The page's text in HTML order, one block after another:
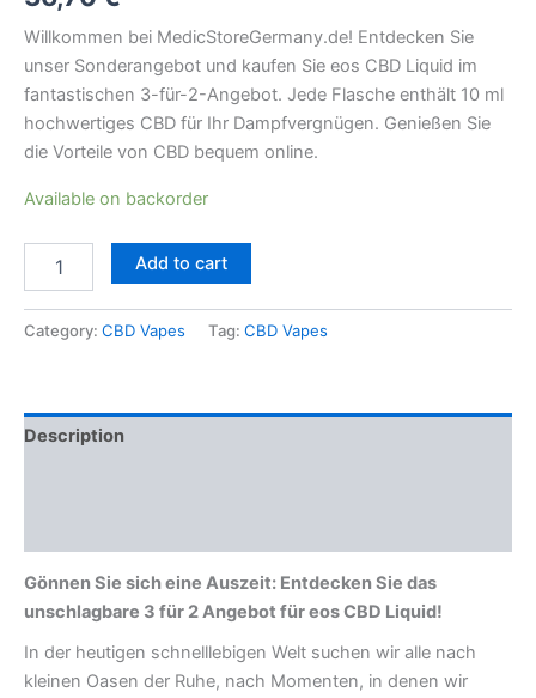
Willkommen bei MedicStoreGermany.de! Entdecken Sie
unser Sonderangebot und kaufen Sie eos CBD Liquid im
fantastischen 3-für-2-Angebot. Jede Flasche enthält 10 ml
hochwertiges CBD für Ihr Dampfvergnügen. Genießen Sie
die Vorteile von CBD bequem online.
Available on backorder
Add to cart
Category: CBD Vapes Tag: CBD Vapes
Description
Gönnen Sie sich eine Auszeit: Entdecken Sie das
unschlagbare 3 für 2 Angebot für eos CBD Liquid!
In der heutigen schnelllebigen Welt suchen wir alle nach
kleinen Oasen der Ruhe, nach Momenten, in denen wir